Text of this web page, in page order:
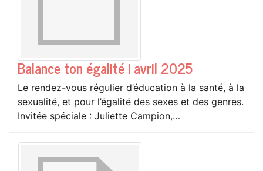
Balance ton égalité ! avril 2025
Le rendez-vous régulier d’éducation à la santé, à la
sexualité, et pour l’égalité des sexes et des genres.
Invitée spéciale : Juliette Campion,…